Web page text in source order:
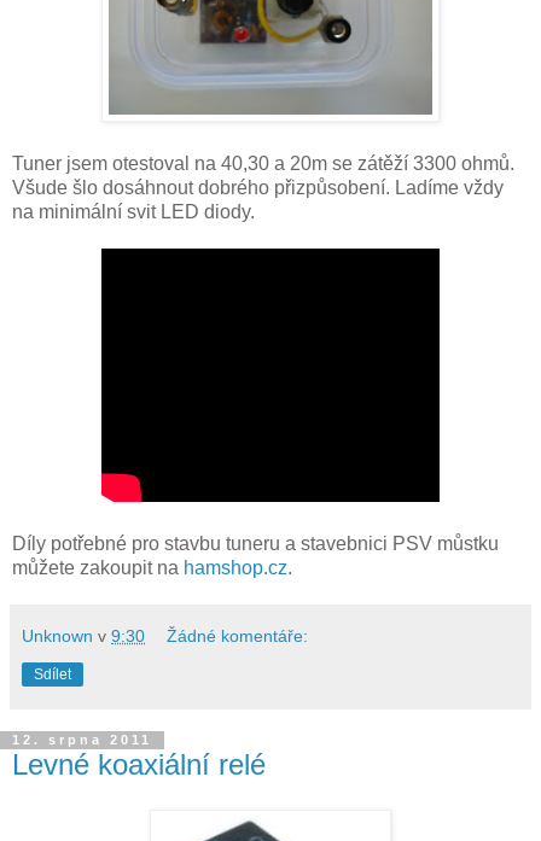
Tuner jsem otestoval na 40,30 a 20m se zátěží 3300 ohmů.
Všude šlo dosáhnout dobrého přizpůsobení. Ladíme vždy
na minimální svit LED diody.
Díly potřebné pro stavbu tuneru a stavebnici PSV můstku
můžete zakoupit na hamshop.cz.
Unknown v 9:30 Žádné komentáře:
Sdílet
12. srpna 2011
Levné koaxiální relé